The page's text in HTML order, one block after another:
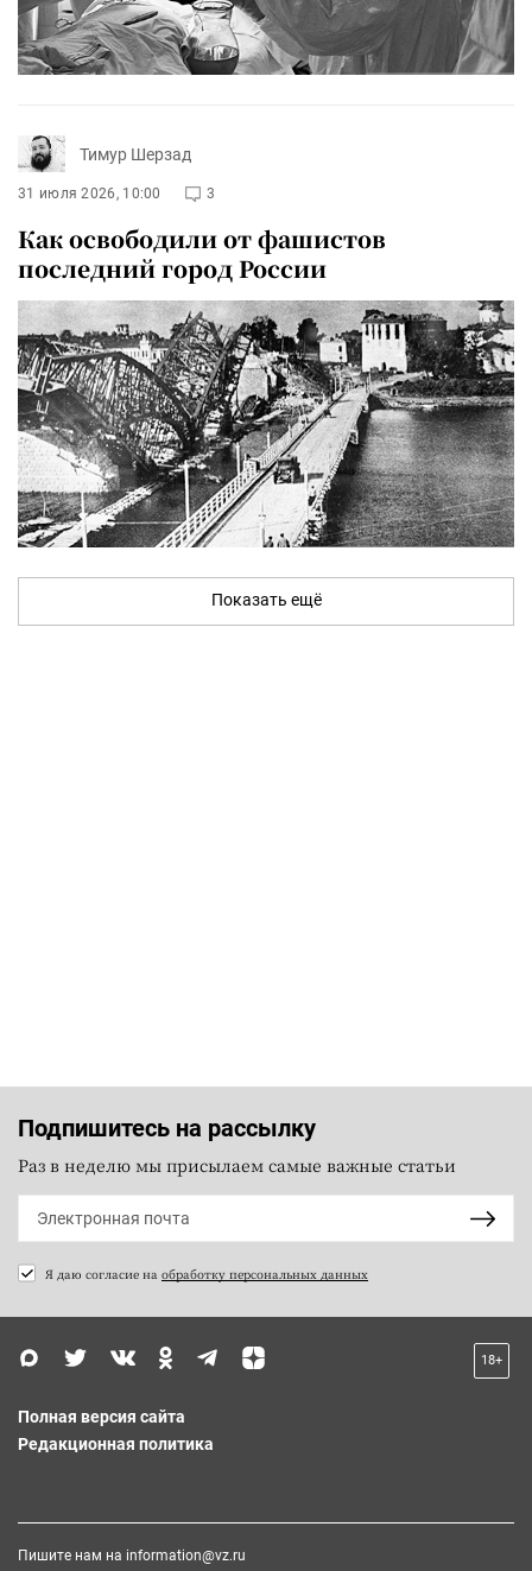
Тимур Шерзад
31 июля 2026, 10:00 3
Как освободили от фашистов
последний город России
Показать ещё
Подпишитесь на рассылку
Раз в неделю мы присылаем самые важные статьи
Я даю согласие на обработку персональных данных
18+
Полная версия сайта
Редакционная политика
Пишите нам на information@vz.ru